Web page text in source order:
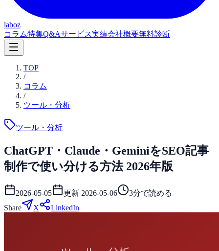
laboz
コラム特集Q&Aサービス実績会社概要無料診断
TOP
/
コラム
/
ツール・分析
ツール・分析
ChatGPT・Claude・GeminiをSEO記事
制作で使い分ける方法 2026年版
2026-05-05 更新 2026-05-06 3分で読める
Share
X LinkedIn